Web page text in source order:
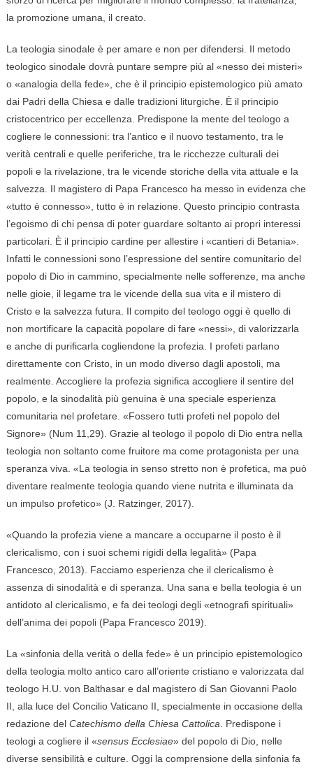
la promozione umana, il creato.
La teologia sinodale è per amare e non per difendersi. Il metodo
teologico sinodale dovrà puntare sempre più al «nesso dei misteri»
o «analogia della fede», che è il principio epistemologico più amato
dai Padri della Chiesa e dalle tradizioni liturgiche. È il principio
cristocentrico per eccellenza. Predispone la mente del teologo a
cogliere le connessioni: tra l’antico e il nuovo testamento, tra le
verità centrali e quelle periferiche, tra le ricchezze culturali dei
popoli e la rivelazione, tra le vicende storiche della vita attuale e la
salvezza. Il magistero di Papa Francesco ha messo in evidenza che
«tutto è connesso», tutto è in relazione. Questo principio contrasta
l’egoismo di chi pensa di poter guardare soltanto ai propri interessi
particolari. È il principio cardine per allestire i «cantieri di Betania».
Infatti le connessioni sono l’espressione del sentire comunitario del
popolo di Dio in cammino, specialmente nelle sofferenze, ma anche
nelle gioie, il legame tra le vicende della sua vita e il mistero di
Cristo e la salvezza futura. Il compito del teologo oggi è quello di
non mortificare la capacità popolare di fare «nessi», di valorizzarla
e anche di purificarla cogliendone la profezia. I profeti parlano
direttamente con Cristo, in un modo diverso dagli apostoli, ma
realmente. Accogliere la profezia significa accogliere il sentire del
popolo, e la sinodalità più genuina è una speciale esperienza
comunitaria nel profetare. «Fossero tutti profeti nel popolo del
Signore» (Num 11,29). Grazie al teologo il popolo di Dio entra nella
teologia non soltanto come fruitore ma come protagonista per una
speranza viva. «La teologia in senso stretto non è profetica, ma può
diventare realmente teologia quando viene nutrita e illuminata da
un impulso profetico» (J. Ratzinger, 2017).
«Quando la profezia viene a mancare a occuparne il posto è il
clericalismo, con i suoi schemi rigidi della legalità» (Papa
Francesco, 2013). Facciamo esperienza che il clericalismo è
assenza di sinodalità e di speranza. Una sana e bella teologia è un
antidoto al clericalismo, e fa dei teologi degli «etnografi spirituali»
dell’anima dei popoli (Papa Francesco 2019).
La «sinfonia della verità o della fede» è un principio epistemologico
della teologia molto antico caro all’oriente cristiano e valorizzata dal
teologo H.U. von Balthasar e dal magistero di San Giovanni Paolo
II, alla luce del Concilio Vaticano II, specialmente in occasione della
redazione del Catechismo della Chiesa Cattolica . Predispone i
teologi a cogliere il «sensus Ecclesiae» del popolo di Dio, nelle
diverse sensibilità e culture. Oggi la comprensione della sinfonia fa